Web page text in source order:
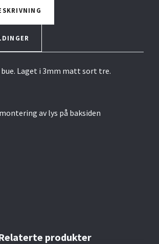
Laget i 3mm matt sort tre.
av lys på baksiden